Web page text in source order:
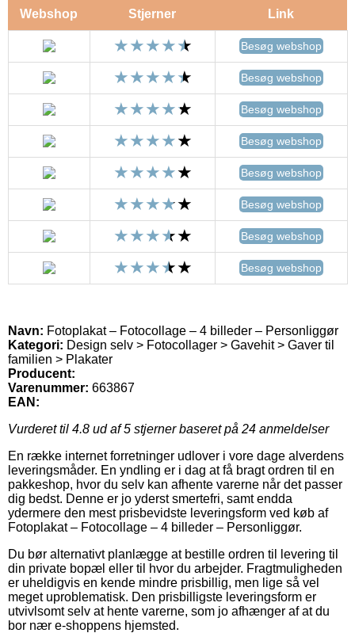
Webshop Stjerner Link
Besøg webshop
Besøg webshop
Besøg webshop
Besøg webshop
Besøg webshop
Besøg webshop
Besøg webshop
Besøg webshop
Navn: Fotoplakat – Fotocollage – 4 billeder – Personliggør
Kategori: Design selv > Fotocollager > Gavehit > Gaver til
familien > Plakater
Producent:
Varenummer: 663867
EAN:
Vurderet til 4.8 ud af 5 stjerner baseret på 24 anmeldelser
En række internet forretninger udlover i vore dage alverdens
leveringsmåder. En yndling er i dag at få bragt ordren til en
pakkeshop, hvor du selv kan afhente varerne når det passer
dig bedst. Denne er jo yderst smertefri, samt endda
ydermere den mest prisbevidste leveringsform ved køb af
Fotoplakat – Fotocollage – 4 billeder – Personliggør.
Du bør alternativt planlægge at bestille ordren til levering til
din private bopæl eller til hvor du arbejder. Fragtmuligheden
er uheldigvis en kende mindre prisbillig, men lige så vel
meget uproblematisk. Den prisbilligste leveringsform er
utvivlsomt selv at hente varerne, som jo afhænger af at du
bor nær e-shoppens hjemsted.